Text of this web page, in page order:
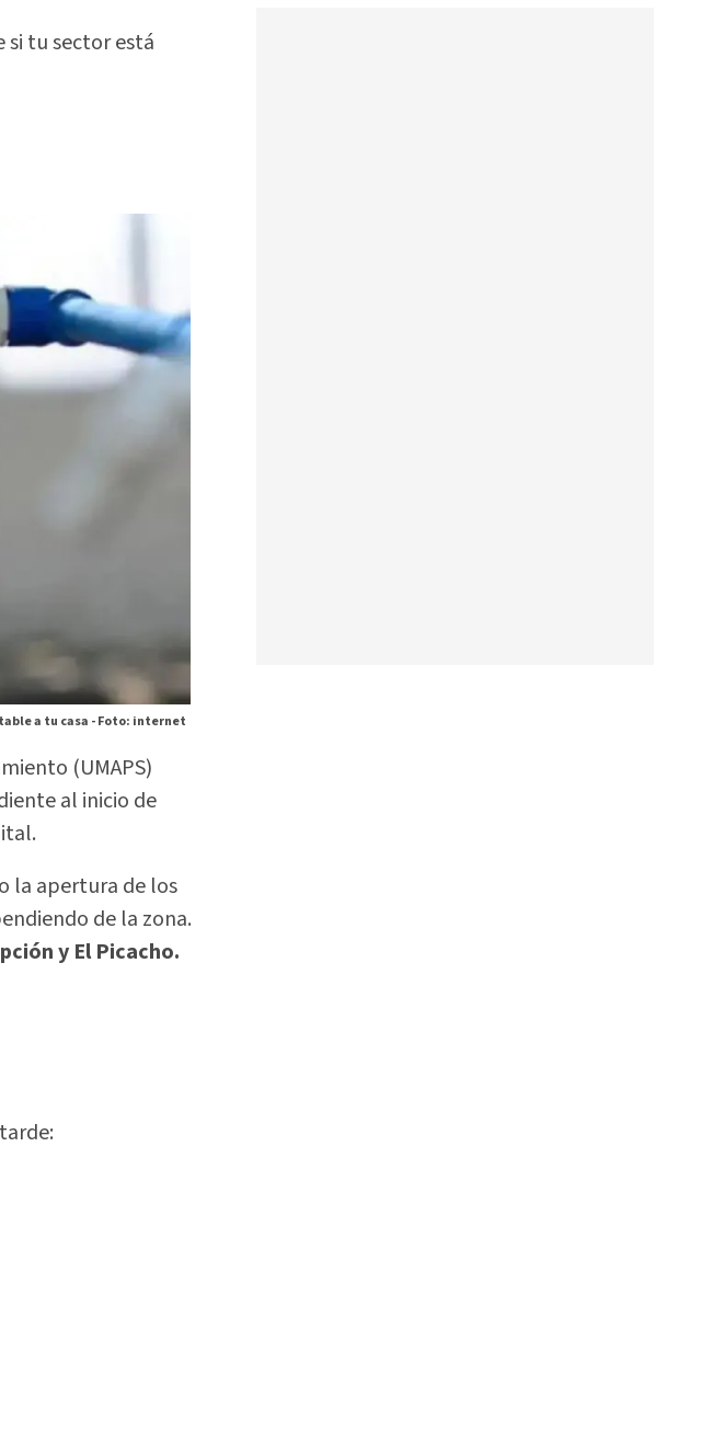
si tu sector está
a tu casa -Foto: internet
(UMAPS)
al inicio de
la apertura de los
de la zona.
y El Picacho.